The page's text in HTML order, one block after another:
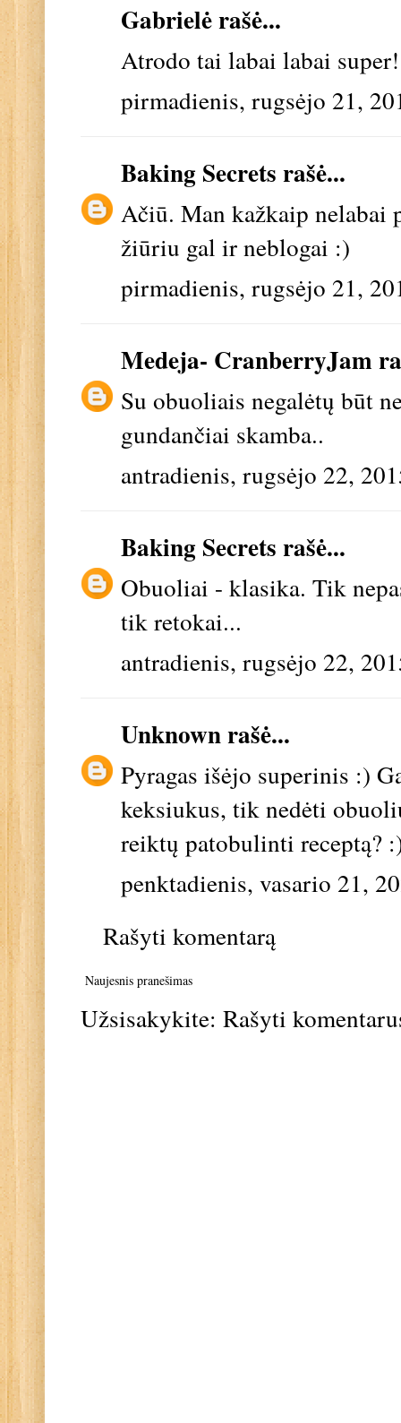
Gabrielėrašė...
Atrodo tai labai labai super!
pirmadienis, rugsėjo 21,
Baking Secrets rašė...
Ačiū. Man kažkaip nelabai
žiūriu gal ir neblogai :)
pirmadienis, rugsėjo 21,
Medeja- CranberryJam
Su obuoliais negalėtų būt
gundančiai skamba..
antradienis, rugsėjo 22,
Baking Secrets rašė...
Obuoliai - klasika. Tik
tik retokai...
antradienis, rugsėjo 22,
Unknownrašė...
Pyragas išėjo superinis :)
keksiukus, tik nedėti
reiktų patobulinti receptą?
penktadienis, vasario 21,
Rašyti komentarą
Naujesnis pranešimas
Užsisakykite: Rašyti